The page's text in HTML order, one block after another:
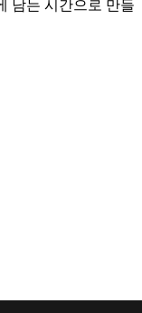
남는 시간으로 만들